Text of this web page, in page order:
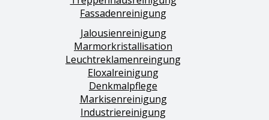
Fassadenreinigung
Jalousienreinigung
Marmorkristallisation
Leuchtreklamenreingung
Eloxalreinigung
Denkmalpflege
Markisenreinigung
Industriereinigung